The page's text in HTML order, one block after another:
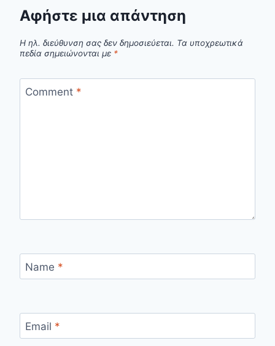
Αφήστε μια απάντηση
Η ηλ. διεύθυνση σας δεν δημοσιεύεται. Τα υποχρεωτικά
πεδία σημειώνονται με *
Comment *
Name *
Email *